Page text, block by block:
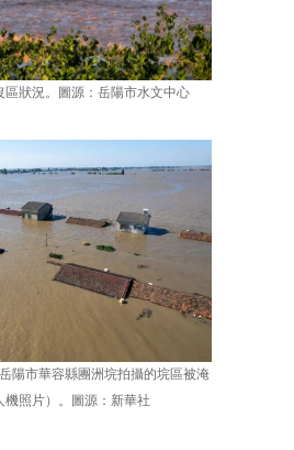
區狀況。圖源：岳陽市水文中心
陽市華容縣團洲垸拍攝的垸區被淹
機照片）。圖源：新華社